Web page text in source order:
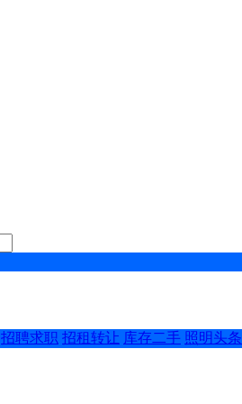
招聘求职 招租转让 库存二手 照明头条